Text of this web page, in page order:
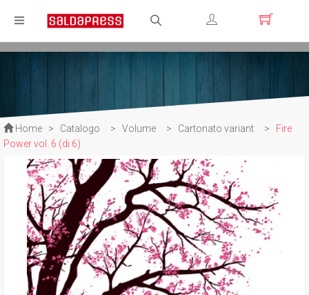
Registrati
Home > Catalogo > Volume > Cartonato variant >
Fire
Power vol. 6 (di 6)